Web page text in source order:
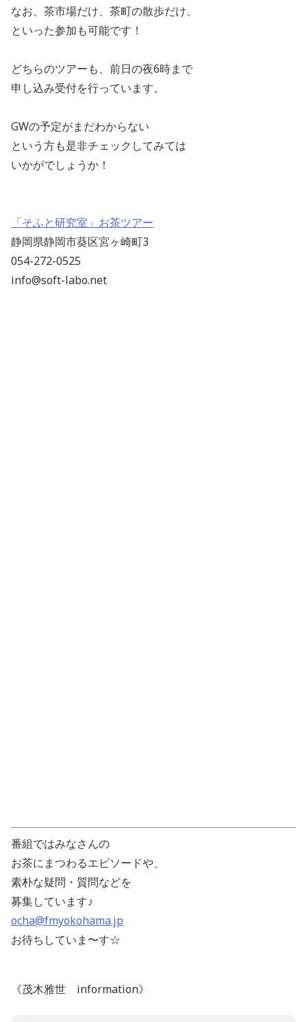
なお、茶市場だけ、茶町の散歩だけ、
といった参加も可能です！
どちらのツアーも、前日の夜6時まで
申し込み受付を行っています。
GWの予定がまだわからない
という方も是非チェックしてみては
いかがでしょうか！
「そふと研究室」お茶ツアー
静岡県静岡市葵区宮ヶ崎町3
054-272-0525
info@soft-labo.net
番組ではみなさんの
お茶にまつわるエピソードや、
素朴な疑問・質問などを
募集しています♪
ocha@fmyokohama.jp
お待ちしていま〜す☆
《茂木雅世 information》